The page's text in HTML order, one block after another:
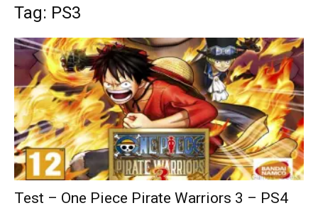
Tag: PS3
Test – One Piece Pirate Warriors 3 – PS4